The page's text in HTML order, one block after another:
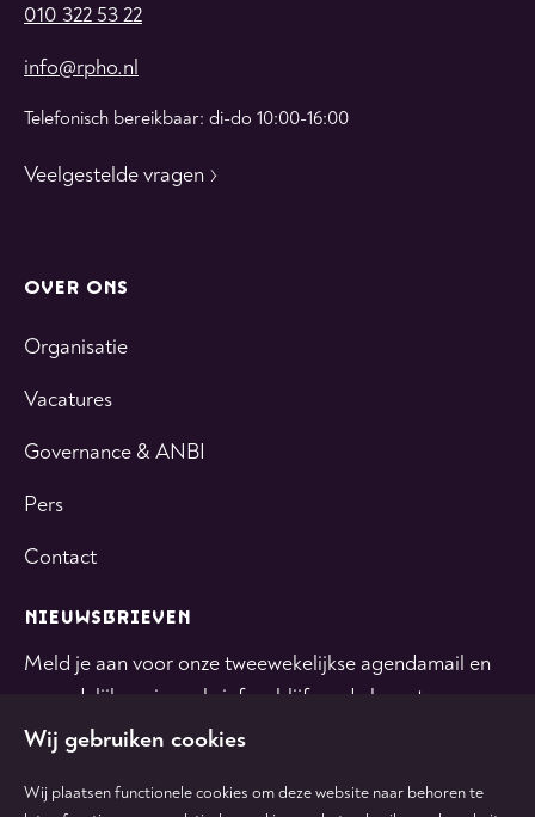
010 322 53 22
info@rpho.nl
Telefonisch bereikbaar: di-do 10:00-16:00
Veelgestelde vragen
OVER ONS
Organisatie
Vacatures
Governance & ANBI
Pers
Contact
NIEUWSBRIEVEN
Meld je aan voor onze tweewekelijkse agendamail en
maandelijkse nieuwsbrief en blijf op de hoogte.
Wij gebruiken cookies
Wij plaatsen functionele cookies om deze website naar behoren te